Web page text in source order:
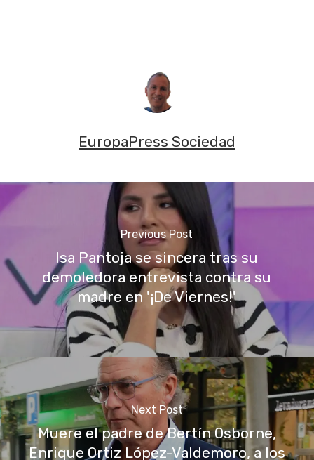
EuropaPress Sociedad
Previous Post
Isa Pantoja se sincera tras su
demoledora entrevista contra su
madre en '¡De Viernes!'
Next Post
Muere el padre de Bertín Osborne,
Enrique Ortiz López-Valdemoro, a los